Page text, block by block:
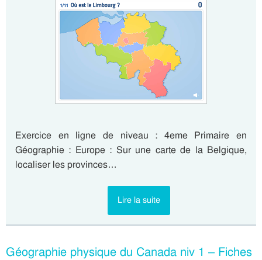
Exercice en ligne de niveau : 4eme Primaire en
Géographie : Europe : Sur une carte de la Belgique,
localiser les provinces…
Lire la suite
Géographie physique du Canada niv 1 – Fiches